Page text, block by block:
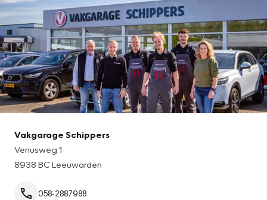
Vakgarage Schippers
Venusweg 1
8938 BC Leeuwarden
058-2887988